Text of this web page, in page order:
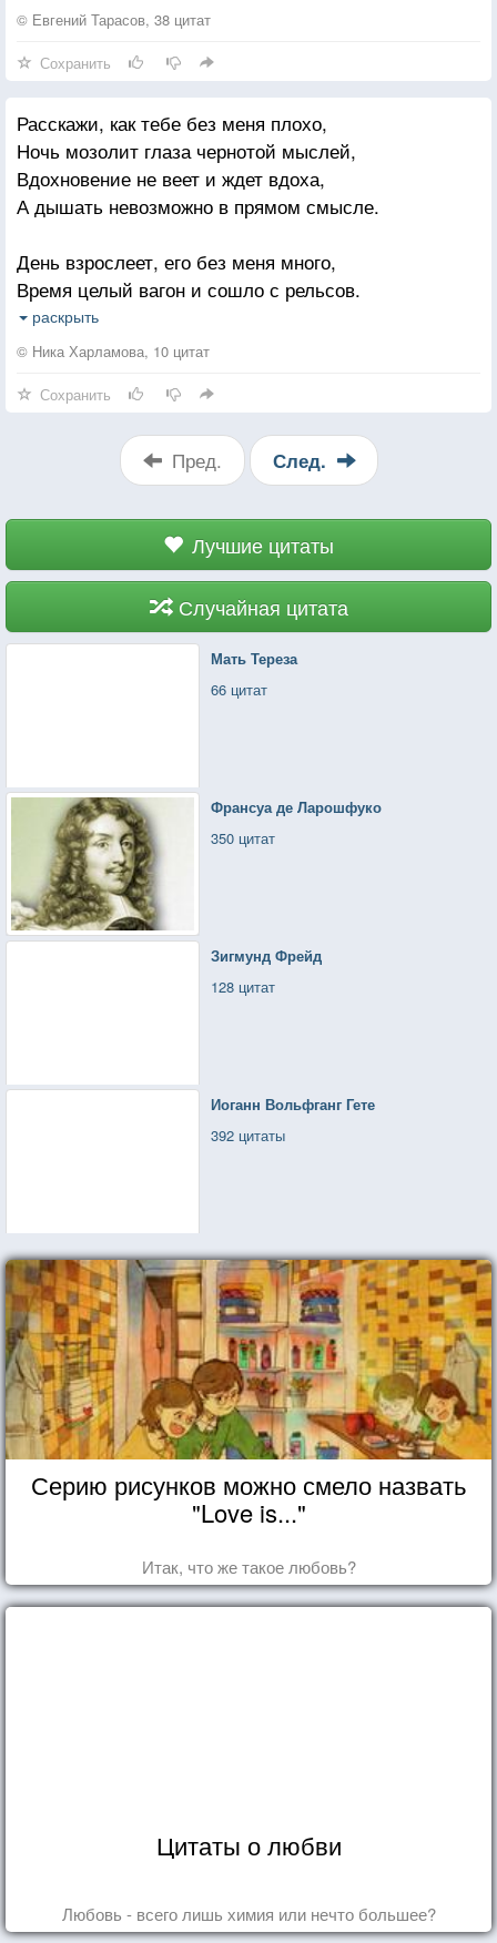
© Евгений Тарасов, 38 цитат
Сохранить
Расскажи, как тебе без меня плохо,
Ночь мозолит глаза чернотой мыслей,
Вдохновение не веет и ждет вдоха,
А дышать невозможно в прямом смысле.
День взрослеет, его без меня много,
Время целый вагон и сошло с рельсов.
Расскажи мне, о чем просишь ты Бога
И не плачь без меня, ты по мне смейся.
Одевайся теплее, весна лжива,
Я хотела добавить, собрав силы:
«Береги для меня», — да комком строки.
раскрыть
© Ника Харламова, 10 цитат
Сохранить
Пред. След.
Лучшие цитаты
Случайная цитата
Мать Тереза
66 цитат
Франсуа де Ларошфуко
350 цитат
Зигмунд Фрейд
128 цитат
Иоганн Вольфганг Гете
392 цитаты
Серию рисунков можно смело назвать
"Love is..."
Итак, что же такое любовь?
Цитаты о любви
Любовь - всего лишь химия или нечто большее?